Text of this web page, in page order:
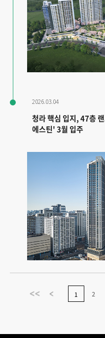
2026.03.04
청라 핵심 입지, 47층
에스틴' 3월 입주
1 2